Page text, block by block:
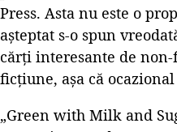
Press. Asta nu este o
așteptat s-o spun
cărți interesante de
ficțiune, așa că
„Green with Milk and